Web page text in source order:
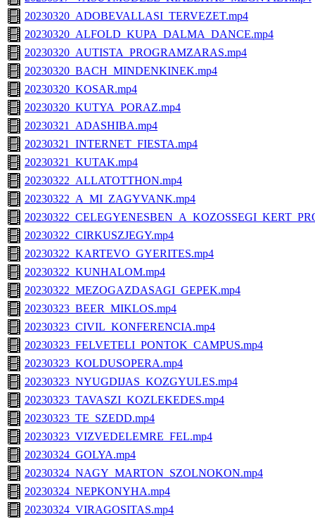
20230320_ADOBEVALLASI_TERVEZET.mp4
20230320_ALFOLD_KUPA_DALMA_DANCE.mp4
20230320_AUTISTA_PROGRAMZARAS.mp4
20230320_BACH_MINDENKINEK.mp4
20230320_KOSAR.mp4
20230320_KUTYA_PORAZ.mp4
20230321_ADASHIBA.mp4
20230321_INTERNET_FIESTA.mp4
20230321_KUTAK.mp4
20230322_ALLATOTTHON.mp4
20230322_A_MI_ZAGYVANK.mp4
20230322_CIRKUSZJEGY.mp4
20230322_KARTEVO_GYERITES.mp4
20230322_KUNHALOM.mp4
20230322_MEZOGAZDASAGI_GEPEK.mp4
20230323_BEER_MIKLOS.mp4
20230323_CIVIL_KONFERENCIA.mp4
20230323_FELVETELI_PONTOK_CAMPUS.mp4
20230323_KOLDUSOPERA.mp4
20230323_NYUGDIJAS_KOZGYULES.mp4
20230323_TAVASZI_KOZLEKEDES.mp4
20230323_TE_SZEDD.mp4
20230323_VIZVEDELEMRE_FEL.mp4
20230324_GOLYA.mp4
20230324_NAGY_MARTON_SZOLNOKON.mp4
20230324_NEPKONYHA.mp4
20230324_VIRAGOSITAS.mp4